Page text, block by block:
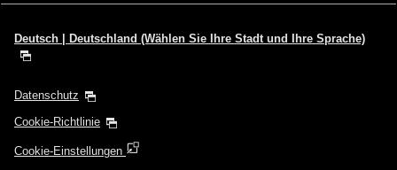
Deutsch | Deutschland (Wählen Sie Ihre Stadt und Ihre Sprache)
Datenschutz
Cookie-Richtlinie
Cookie-Einstellungen